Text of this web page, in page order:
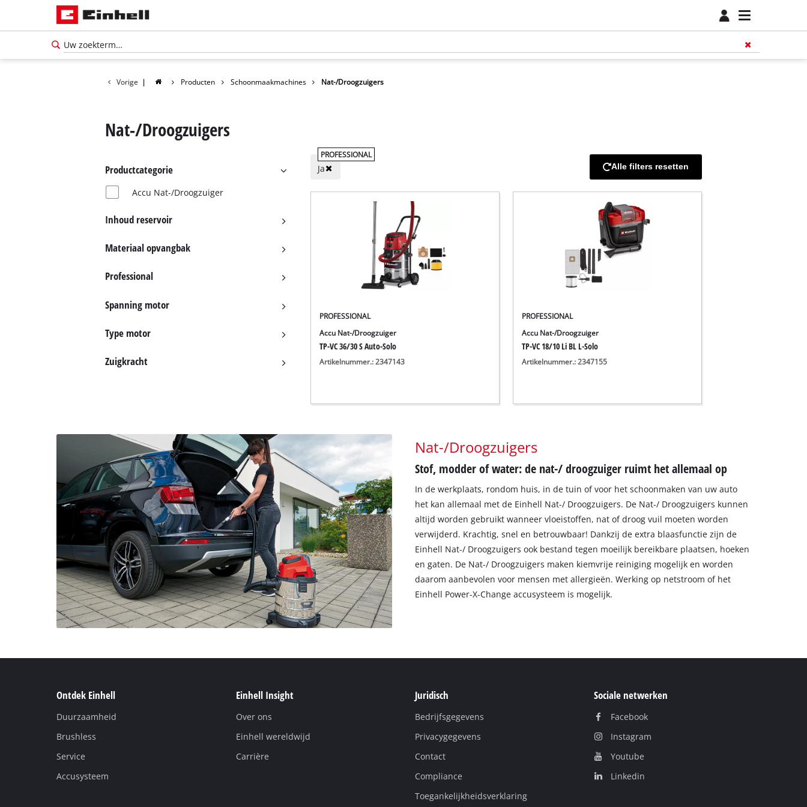
Vorige | Producten Schoonmaakmachines Nat-/Droogzuigers
Nat-/Droogzuigers
Productcategorie
Accu Nat-/Droogzuiger
Inhoud reservoir
Materiaal opvangbak
Professional
Spanning motor
Type motor
Zuigkracht
PROFESSIONAL
Ja Alle filters resetten
PROFESSIONAL
Accu Nat-/Droogzuiger
TP-VC 36/30 S Auto-Solo
Artikelnummer.: 2347143
PROFESSIONAL
Accu Nat-/Droogzuiger
TP-VC 18/10 Li BL L-Solo
Artikelnummer.: 2347155
Nat-/Droogzuigers
Stof, modder of water: de nat-/ droogzuiger ruimt het allemaal op
In de werkplaats, rondom huis, in de tuin of voor het schoonmaken van uw auto
het kan allemaal met de Einhell Nat-/ Droogzuigers. De Nat-/ Droogzuigers kunnen
altijd worden gebruikt wanneer vloeistoffen, nat of droog vuil moeten worden
verwijderd. Krachtig, snel en betrouwbaar! Dankzij de extra blaasfunctie zijn de
Einhell Nat-/ Droogzuigers ook bestand tegen moeilijk bereikbare plaatsen, hoeken
en gaten. De Nat-/ Droogzuigers maken kiemvrije reiniging mogelijk en worden
daarom aanbevolen voor mensen met allergieën. Werking op netstroom of het
Einhell Power-X-Change accusysteem is mogelijk.
Ontdek Einhell
Duurzaamheid
Brushless
Service
Accusysteem
Einhell Insight
Over ons
Einhell wereldwijd
Carrière
Juridisch
Bedrijfsgegevens
Privacygegevens
Contact
Compliance
Toegankelijkheidsverklaring
Sociale netwerken
Facebook
Instagram
Youtube
Linkedin